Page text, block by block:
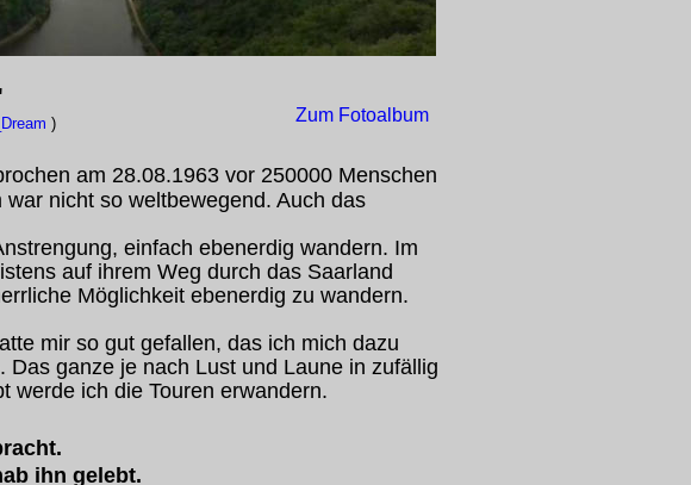
)
am 28.08.1963 vor 250000 Menschen
nicht so weltbewegend. Auch das
einfach ebenerdig wandern. Im
auf ihrem Weg durch das Saarland
Möglichkeit ebenerdig zu wandern.
mir so gut gefallen, das ich mich dazu
ganze je nach Lust und Laune in zufällig
werde ich die Touren erwandern.
ihn gelebt.
Zum Fotoalbum